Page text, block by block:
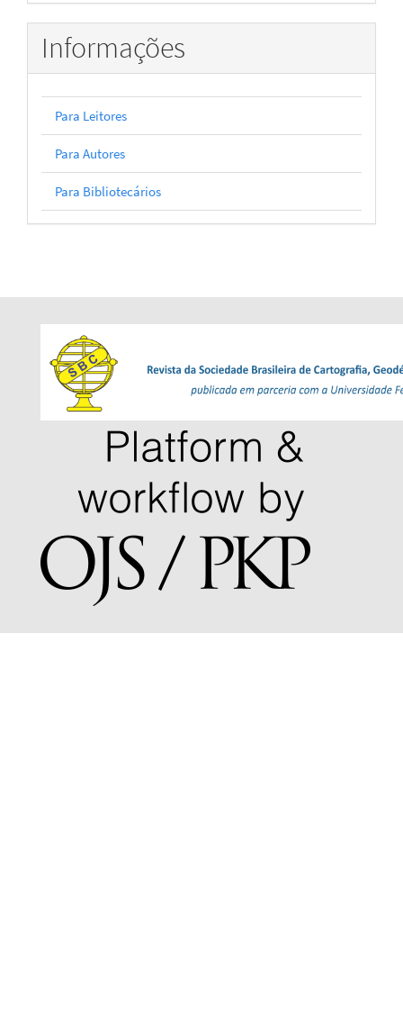
Informações
Para Leitores
Para Autores
Para Bibliotecários